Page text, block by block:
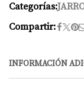
Categorías:
Compartir:
INFORMACIÓN